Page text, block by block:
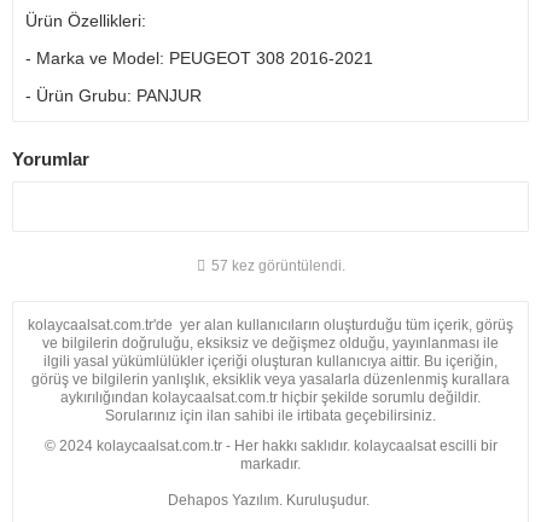
Ürün Özellikleri:
- Marka ve Model: PEUGEOT 308 2016-2021
- Ürün Grubu: PANJUR
Yorumlar
57 kez görüntülendi.
kolaycaalsat.com.tr'de yer alan kullanıcıların oluşturduğu tüm içerik, görüş
ve bilgilerin doğruluğu, eksiksiz ve değişmez olduğu, yayınlanması ile
ilgili yasal yükümlülükler içeriği oluşturan kullanıcıya aittir. Bu içeriğin,
görüş ve bilgilerin yanlışlık, eksiklik veya yasalarla düzenlenmiş kurallara
aykırılığından kolaycaalsat.com.tr hiçbir şekilde sorumlu değildir.
Sorularınız için ilan sahibi ile irtibata geçebilirsiniz.
© 2024 kolaycaalsat.com.tr - Her hakkı saklıdır. kolaycaalsat escilli bir
markadır.
Dehapos Yazılım. Kuruluşudur.